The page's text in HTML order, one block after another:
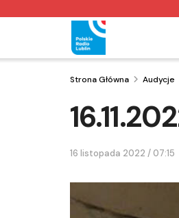
Strona Główna Audycje
16 listopada 2022 / 07:15